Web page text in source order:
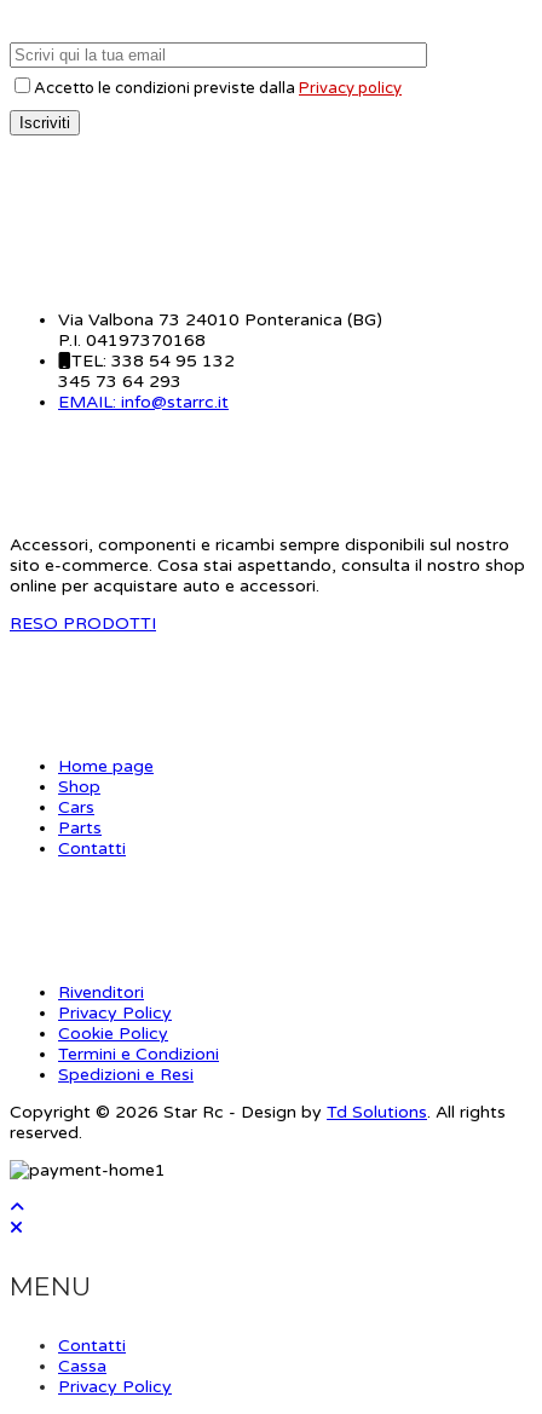
Accetto le condizioni previste dalla Privacy policy
Via Valbona 73 24010 Ponteranica (BG)
P.I. 04197370168
TEL: 338 54 95 132
345 73 64 293
EMAIL: info@starrc.it
Accessori, componenti e ricambi sempre disponibili sul nostro
sito e-commerce. Cosa stai aspettando, consulta il nostro shop
online per acquistare auto e accessori.
RESO PRODOTTI
Home page
Shop
Cars
Parts
Contatti
Rivenditori
Privacy Policy
Cookie Policy
Termini e Condizioni
Spedizioni e Resi
Copyright © 2026 Star Rc - Design by Td Solutions. All rights
reserved.
MENU
Contatti
Cassa
Privacy Policy